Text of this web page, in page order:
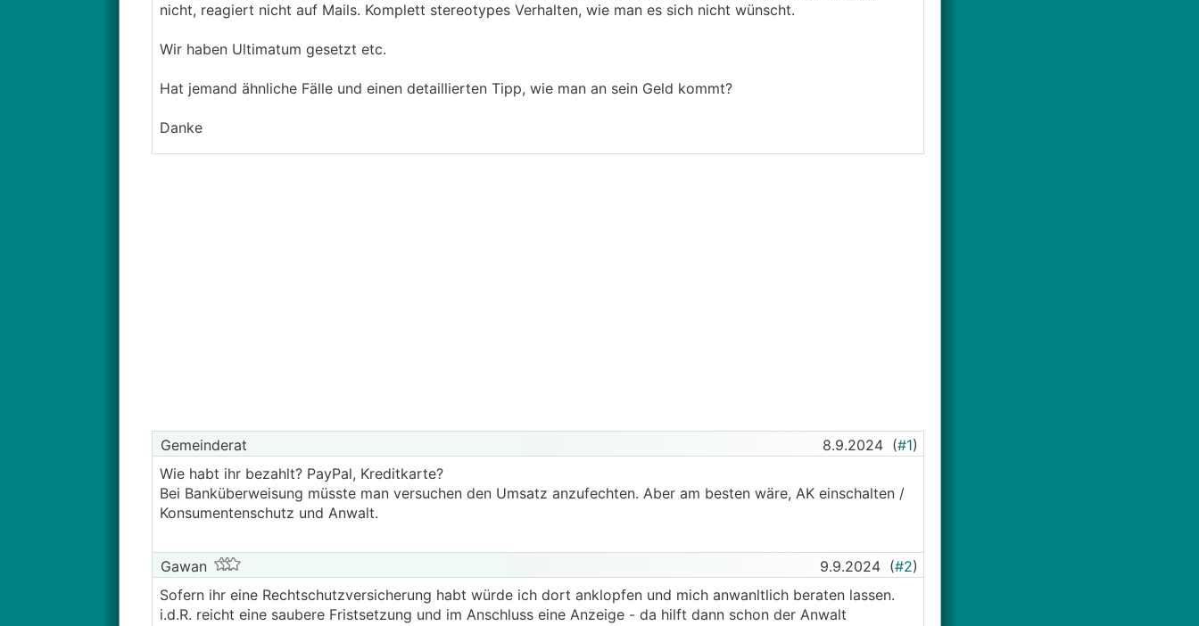
nicht, reagiert nicht auf Mails. Komplett stereotypes Verhalten, wie man es sich nicht wünscht.
Wir haben Ultimatum gesetzt etc.
Hat jemand ähnliche Fälle und einen detaillierten Tipp, wie man an sein Geld kommt?
Danke
Gemeinderat 8.9.2024 (#1)
Wie habt ihr bezahlt? PayPal, Kreditkarte?
Bei Banküberweisung müsste man versuchen den Umsatz anzufechten. Aber am besten wäre, AK einschalten /
Konsumentenschutz und Anwalt.
Gawan 9.9.2024 (#2)
Sofern ihr eine Rechtschutzversicherung habt würde ich dort anklopfen und mich anwanltlich beraten lassen.
i.d.R. reicht eine saubere Fristsetzung und im Anschluss eine Anzeige - da hilft dann schon der Anwalt